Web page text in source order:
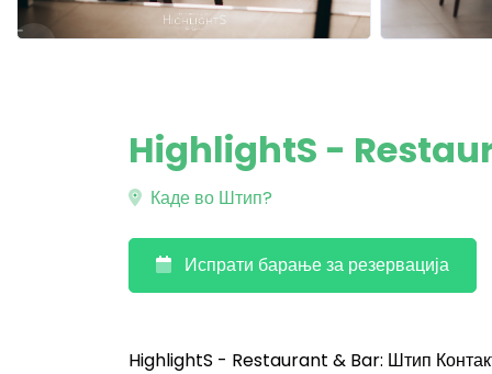
HighlightS -
Каде во Штип?
Испрати барање за резервација
HighlightS - Restaurant & Bar: Штип